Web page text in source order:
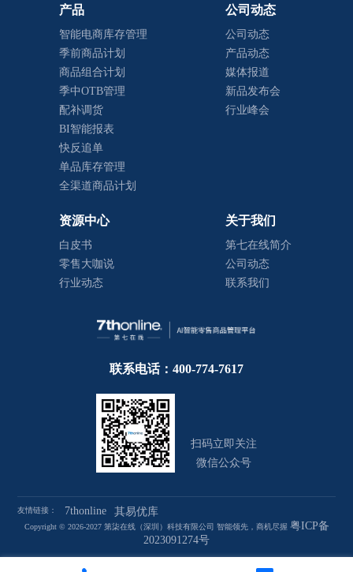
产品
智能电商库存管理
季前商品计划
商品组合计划
季中OTB管理
配补调货
BI智能报表
快反追单
单品库存管理
全渠道商品计划
公司动态
公司动态
产品动态
媒体报道
新品发布会
行业峰会
资源中心
白皮书
零售大咖说
行业动态
关于我们
第七在线简介
公司动态
联系我们
联系电话：400-774-7617
扫码立即关注
微信公众号
友情链接： 7thonline 其易优库
Copyright © 2026-2027 第柒在线（深圳）科技有限公司 智能领先，商机尽握 粤ICP备
2023091274号